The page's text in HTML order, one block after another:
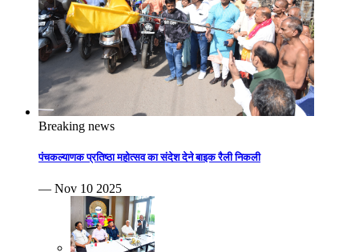
Breaking news
पंचकल्याणक प्रतिष्ठा महोत्सव का संदेश देने बाइक रैली निकली
— Nov 10 2025